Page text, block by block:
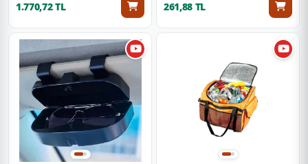
1.770,72 TL 261,88 TL